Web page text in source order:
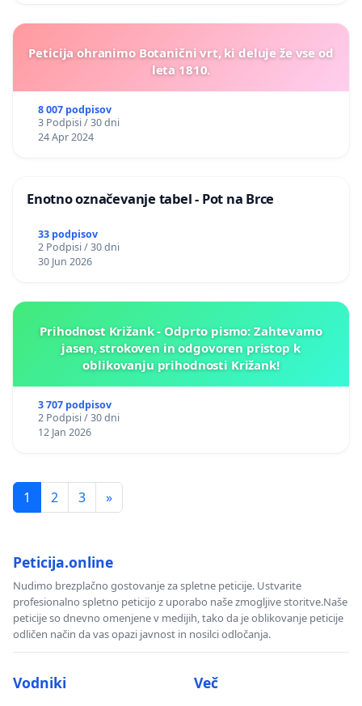
Peticija ohranimo Botanični vrt, ki deluje že vse od
leta 1810.
8 007 podpisov
3 Podpisi / 30 dni
24 Apr 2024
Enotno označevanje tabel - Pot na Brce
33 podpisov
2 Podpisi / 30 dni
30 Jun 2026
Prihodnost Križank - Odprto pismo: Zahtevamo
jasen, strokoven in odgovoren pristop k
oblikovanju prihodnosti Križank!
3 707 podpisov
2 Podpisi / 30 dni
12 Jan 2026
1 2 3 »
Peticija.online
Nudimo brezplačno gostovanje za spletne peticije. Ustvarite
profesionalno spletno peticijo z uporabo naše zmogljive storitve.Naše
peticije so dnevno omenjene v medijih, tako da je oblikovanje peticije
odličen način da vas opazi javnost in nosilci odločanja.
Vodniki Več